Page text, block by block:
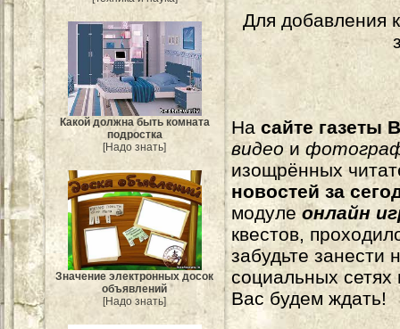
Какой должна быть комната
подростка
[Надо знать]
Значение электронных досок
объявлений
[Надо знать]
Для добавления
На сайте газеты
видео и
изощрённых
новостей за
модуле онлайн
квестов,
забудьте
социальных
Вас будем ждать!